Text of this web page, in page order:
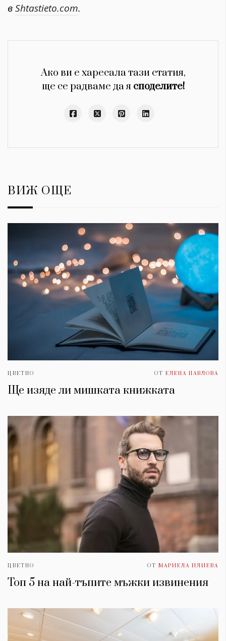
вShtastieto.com.
Ако ви е харесала тази статия,
ще се радваме да я споделите!
ВИЖ ОЩЕ
ЦВЕТНО ОТ ЕЛЕНА ПАВЛОВА
Ще изяде ли мишката книжката
ЦВЕТНО ОТ МАРИЕЛА ИЛИЕВА
Топ 5 на най-тъпите мъжки извинения